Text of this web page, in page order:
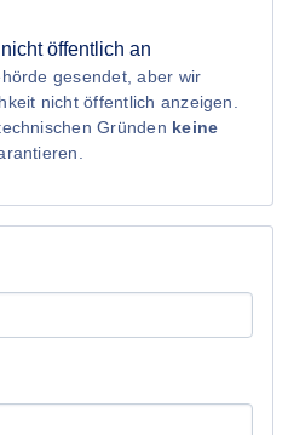
öffentlich an
gesendet, aber wir
nicht öffentlich anzeigen.
Gründen keine